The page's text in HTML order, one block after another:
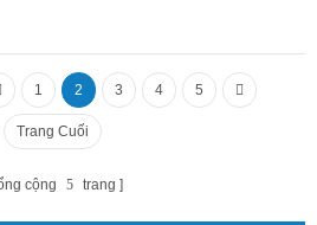
1 2 3 4 5
Trang Cuối
cộng 5 trang